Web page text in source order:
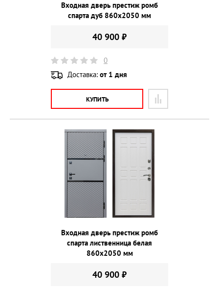
Входная дверь престиж ромб
спарта дуб 860х2050 мм
40 900 ₽
0
Доставка: от 1 дня
КУПИТЬ
Входная дверь престиж ромб
спарта лиственница белая
860х2050 мм
40 900 ₽